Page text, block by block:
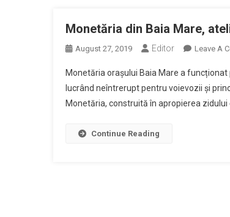
Monetăria din Baia Mare,
August 27, 2019 Editor Leave A
Monetăria orașului Baia Mare a
lucrând neîntrerupt pentru voievozii și
Monetăria, construită în apropierea
Continue Reading